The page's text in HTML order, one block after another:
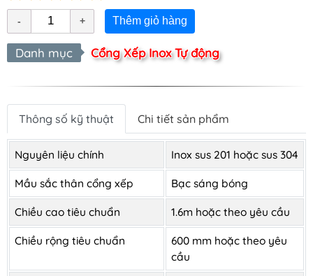
Thêm giỏ hàng
Danh mục Cổng Xếp Inox Tự động
Thông số kỹ thuật Chi tiết sản phẩm
Nguyên liệu chính Inox sus 201 hoặc sus 304
Mầu sắc thân cổng xếp Bạc sáng bóng
Chiều cao tiêu chuẩn 1.6m hoặc theo yêu cầu
Chiều rộng tiêu chuẩn
600 mm hoặc theo yêu
cầu